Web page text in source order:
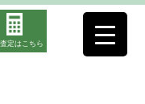
定はこちら